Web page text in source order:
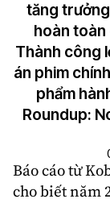
tăng
hoàn toàn
Thành công
án phim
phẩm
Roundup:
Báo cáo từ
cho biết năm